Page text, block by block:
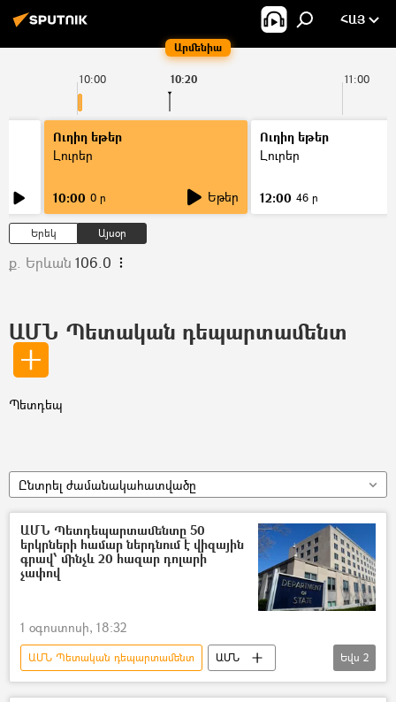
Արմենիա
ՀԱՅ
10:00 11:00
10:20
Ուղիղ եթեր
Լուրեր
10:00 0 ր Եթեր
Ուղիղ եթեր
Լուրեր
12:00 46 ր
Երեկ Այսօր
ք. Երևան 106.0
ԱՄՆ Պետական դեպարտամենտ
Պետդեպ
Ընտրել ժամանակահատվածը
ԱՄՆ Պետդեպարտամենտը 50
երկրների համար ներդնում է վիզային
գրավ՝ մինչև 20 հազար դոլարի
չափով
1 օգոստոսի, 18:32
ԱՄՆ Պետական դեպարտամենտ
ԱՄՆ
Վիզա
գրավ
Եվս 2